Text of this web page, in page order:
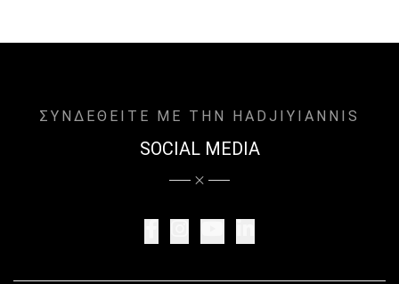
ΣΥΝΔΕΘΕΙΤΕ ΜΕ ΤΗΝ HADJIYIANNIS
SOCIAL MEDIA